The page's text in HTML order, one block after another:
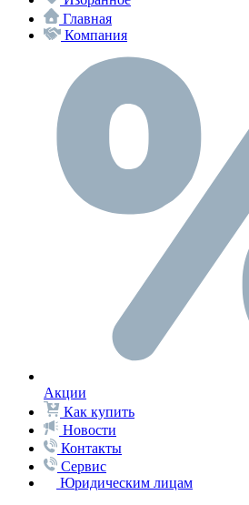
Главная
Компания
Акции
Как купить
Новости
Контакты
Сервис
Юридическим лицам